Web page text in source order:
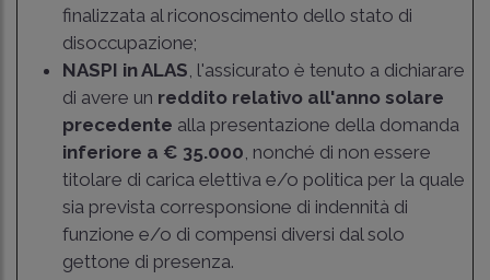
finalizzata al riconoscimento dello stato di
disoccupazione;
NASPI in ALAS , l'assicurato è tenuto a dichiarare
di avere un reddito relativo all'anno solare
precedente alla presentazione della domanda
inferiore a € 35.000 , nonché di non essere
titolare di carica elettiva e/o politica per la quale
sia prevista corresponsione di indennità di
funzione e/o di compensi diversi dal solo
gettone di presenza.